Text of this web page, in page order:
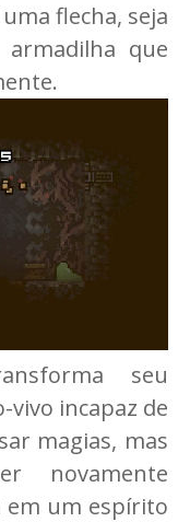
flecha, seja
que
seu
incapaz de
magias, mas
novamente
um espírito